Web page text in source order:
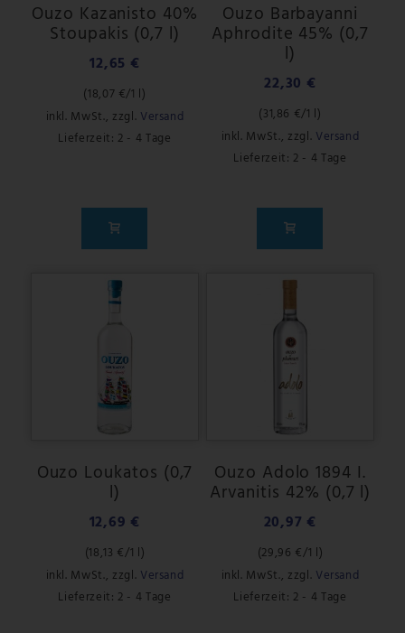
Ouzo Kazanisto 40%
Stoupakis (0,7 l)
12,65 €
(18,07 €/1 l)
inkl. MwSt., zzgl. Versand
Lieferzeit: 2 - 4 Tage
Ouzo Barbayanni
Aphrodite 45% (0,7
l)
22,30 €
(31,86 €/1 l)
inkl. MwSt., zzgl. Versand
Lieferzeit: 2 - 4 Tage
Ouzo Loukatos (0,7
l)
12,69 €
(18,13 €/1 l)
inkl. MwSt., zzgl. Versand
Lieferzeit: 2 - 4 Tage
Ouzo Adolo 1894 I.
Arvanitis 42% (0,7 l)
20,97 €
(29,96 €/1 l)
inkl. MwSt., zzgl. Versand
Lieferzeit: 2 - 4 Tage